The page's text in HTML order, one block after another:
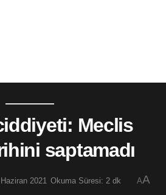
Meclis
saptamadı
2021 Okuma Süresi: 2 dk AA